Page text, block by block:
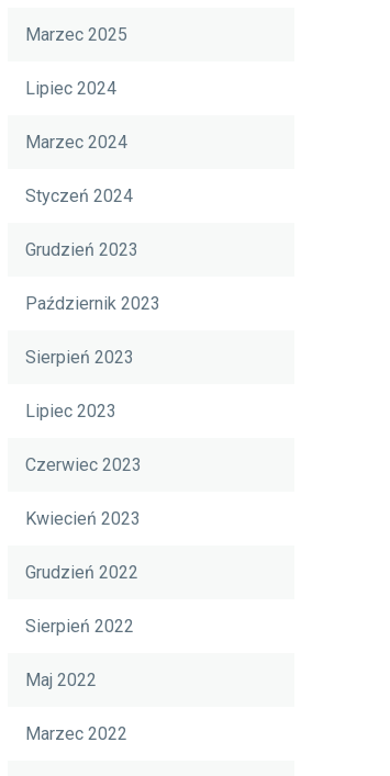
Marzec 2025
Lipiec 2024
Marzec 2024
Styczeń 2024
Grudzień 2023
Październik 2023
Sierpień 2023
Lipiec 2023
Czerwiec 2023
Kwiecień 2023
Grudzień 2022
Sierpień 2022
Maj 2022
Marzec 2022